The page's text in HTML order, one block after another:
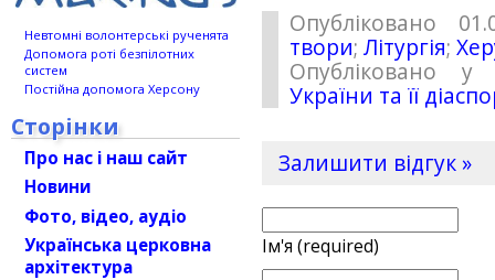
Опубліковано
твори;Літургія;
Опубліковано у
України та її
Залишити відгук »
Ім'я (required)
Невтомні волонтерські рученята
Допомога роті безпілотних
систем
Постійна допомога Херсону
Сторінки
Про нас і наш сайт
Новини
Фото, відео, аудіо
Українська церковна
архітектура